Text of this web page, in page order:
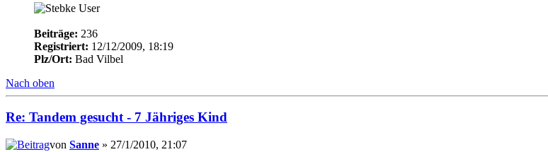
Beiträge: 236
Registriert: 12/12/2009, 18:19
Plz/Ort: Bad Vilbel
Nach oben
Re: Tandem gesucht - 7 Jähriges Kind
von Sanne » 27/1/2010, 21:07